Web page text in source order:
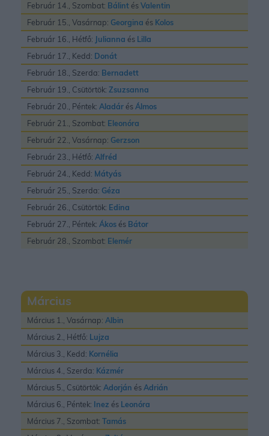
Február 14., Szombat: Bálint ésValentin
Február 15., Vasárnap: Georgina és Kolos
Február 16., Hétfő: Julianna és Lilla
Február 17., Kedd: Donát
Február 18., Szerda: Bernadett
Február 19., Csütörtök: Zsuzsanna
Február 20., Péntek: Aladár ésÁlmos
Február 21., Szombat: Eleonóra
Február 22., Vasárnap: Gerzson
Február 23., Hétfő: Alfréd
Február 24., Kedd: Mátyás
Február 25., Szerda: Géza
Február 26., Csütörtök: Edina
Február 27., Péntek: Ákos és Bátor
Február 28., Szombat: Elemér
Március
Március 1., Vasárnap: Albin
Március 2., Hétfő: Lujza
Március 3., Kedd: Kornélia
Március 4., Szerda: Kázmér
Március 5., Csütörtök: Adorján ésAdrián
Március 6., Péntek: Inez és Leonóra
Március 7., Szombat: Tamás